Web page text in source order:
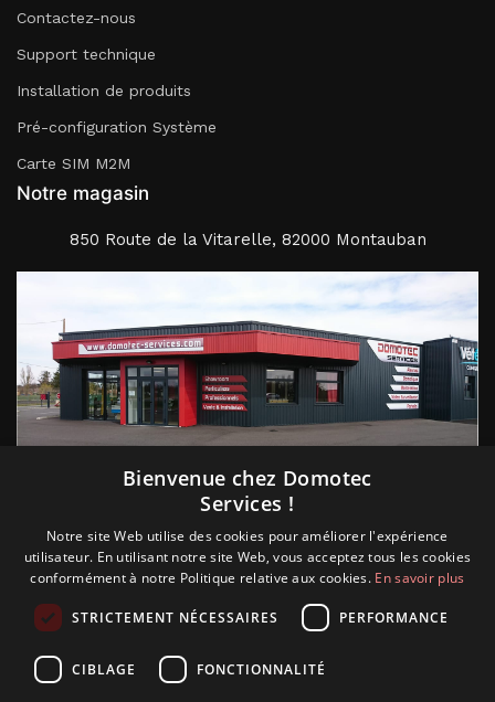
Contactez-nous
Support technique
Installation de produits
Pré-configuration Système
Carte SIM M2M
Notre magasin
850 Route de la Vitarelle, 82000 Montauban
Suivez nous
Bienvenue chez Domotec
Services !
Notre site Web utilise des cookies pour améliorer l'expérience
utilisateur. En utilisant notre site Web, vous acceptez tous les cookies
conformément à notre Politique relative aux cookies. En savoir plus
STRICTEMENT NÉCESSAIRES PERFORMANCE
CIBLAGE FONCTIONNALITÉ